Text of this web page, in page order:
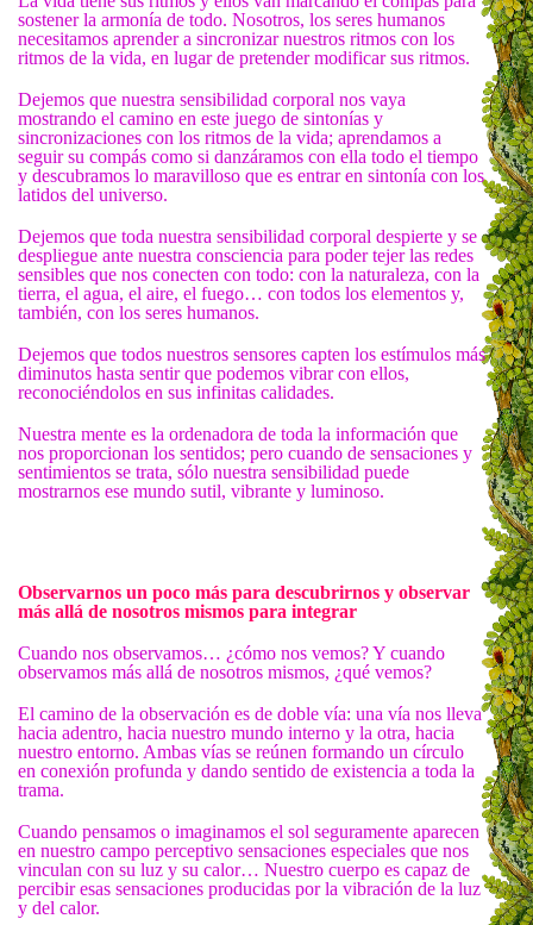
sostener la armonía de todo. Nosotros, los seres humanos
necesitamos aprender a sincronizar nuestros ritmos con los
ritmos de la vida, en lugar de pretender modificar sus ritmos.
Dejemos que nuestra sensibilidad corporal nos vaya
mostrando el camino en este juego de sintonías y
sincronizaciones con los ritmos de la vida; aprendamos a
seguir su compás como si danzáramos con ella todo el tiempo
y descubramos lo maravilloso que es entrar en sintonía con los
latidos del universo.
Dejemos que toda nuestra sensibilidad corporal despierte y se
despliegue ante nuestra consciencia para poder tejer las redes
sensibles que nos conecten con todo: con la naturaleza, con la
tierra, el agua, el aire, el fuego… con todos los elementos y,
también, con los seres humanos.
Dejemos que todos nuestros sensores capten los estímulos más
diminutos hasta sentir que podemos vibrar con ellos,
reconociéndolos en sus infinitas calidades.
Nuestra mente es la ordenadora de toda la información que
nos proporcionan los sentidos; pero cuando de sensaciones y
sentimientos se trata, sólo nuestra sensibilidad puede
mostrarnos ese mundo sutil, vibrante y luminoso.
Observarnos un poco más para descubrirnos y observar
más allá de nosotros mismos para integrar
Cuando nos observamos… ¿cómo nos vemos? Y cuando
observamos más allá de nosotros mismos, ¿qué vemos?
El camino de la observación es de doble vía: una vía nos lleva
hacia adentro, hacia nuestro mundo interno y la otra, hacia
nuestro entorno. Ambas vías se reúnen formando un círculo
en conexión profunda y dando sentido de existencia a toda la
trama.
Cuando pensamos o imaginamos el sol seguramente aparecen
en nuestro campo perceptivo sensaciones especiales que nos
vinculan con su luz y su calor… Nuestro cuerpo es capaz de
percibir esas sensaciones producidas por la vibración de la luz
y del calor.